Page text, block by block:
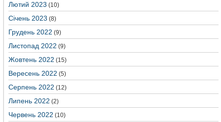
Лютий 2023 (10)
Січень 2023 (8)
Грудень 2022 (9)
Листопад 2022 (9)
Жовтень 2022 (15)
Вересень 2022 (5)
Серпень 2022 (12)
Липень 2022 (2)
Червень 2022 (10)